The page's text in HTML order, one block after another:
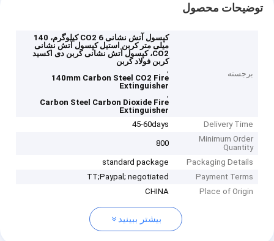
توضیحات محصول
برجسته
کپسول آتش نشانی CO2 6 کیلوگرم، 140
میلی متر کربن استیل کپسول آتش نشانی
CO2، کپسول آتش نشانی کربن دی اکسید
کربن فولاد کربن
,
140mm Carbon Steel CO2 Fire
Extinguisher
,
Carbon Steel Carbon Dioxide Fire
Extinguisher
Delivery Time
45-60days
Minimum Order
Quantity
800
Packaging Details
standard package
Payment Terms
TT;Paypal; negotiated
Place of Origin
CHINA
بیشتر ببینید